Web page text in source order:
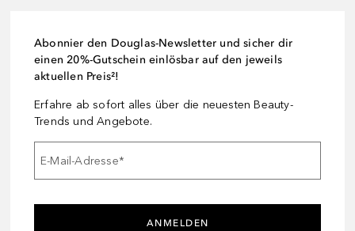
Abonnier den Douglas-Newsletter und sicher dir
einen 20%-Gutschein einlösbar auf den jeweils
aktuellen Preis²!
Erfahre ab sofort alles über die neuesten Beauty-
Trends und Angebote.
E-Mail-Adresse*
ANMELDEN